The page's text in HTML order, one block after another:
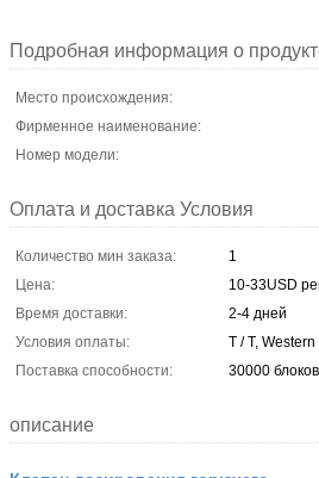
Подробная информация о
Место происхождения:
Фирменное наименование:
Номер модели:
Оплата и доставка Условия
Количество мин заказа:
1
Цена:
10-33USD
Время доставки:
2-4 дней
Условия оплаты:
T / T,
Поставка способности:
30000
описание